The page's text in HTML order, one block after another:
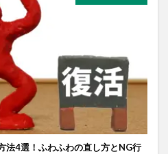
法4選！ふわふわの直し方とNG行